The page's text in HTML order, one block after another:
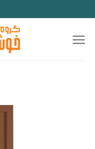
to
content